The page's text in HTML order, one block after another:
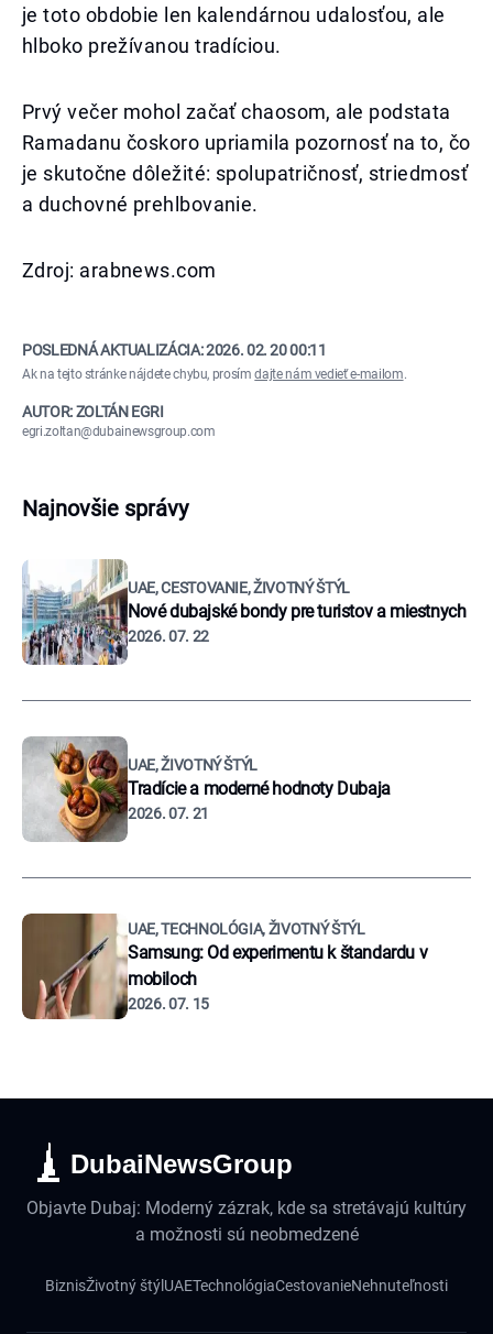
je toto obdobie len kalendárnou udalosťou, ale
hlboko prežívanou tradíciou.
Prvý večer mohol začať chaosom, ale podstata
Ramadanu čoskoro upriamila pozornosť na to, čo
je skutočne dôležité: spolupatričnosť, striedmosť
a duchovné prehlbovanie.
Zdroj: arabnews.com​
POSLEDNÁ AKTUALIZÁCIA:2026. 02. 20 00:11
Ak na tejto stránke nájdete chybu, prosímdajte nám vedieť e-mailom.
AUTOR: ZOLTÁN EGRI
egri.zoltan@dubainewsgroup.com
Najnovšie správy
UAE, CESTOVANIE, ŽIVOTNÝ ŠTÝL
Nové dubajské bondy pre turistov a miestnych
2026. 07. 22
UAE, ŽIVOTNÝ ŠTÝL
Tradície a moderné hodnoty Dubaja
2026. 07. 21
UAE, TECHNOLÓGIA, ŽIVOTNÝ ŠTÝL
Samsung: Od experimentu k štandardu v
mobiloch
2026. 07. 15
DubaiNewsGroup
Objavte Dubaj: Moderný zázrak, kde sa stretávajú kultúry
a možnosti sú neobmedzené
BiznisŽivotný štýl UAETechnológiaCestovanieNehnuteľnosti